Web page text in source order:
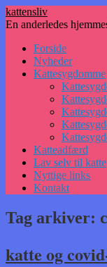
kattensliv
En anderledes
Hop
indhold
Forside
Nyheder
Kattesygdomme
Katteadfærd
Lav selv til katte
Nyttige links
Kontakt
Tag arkiver:
katte og